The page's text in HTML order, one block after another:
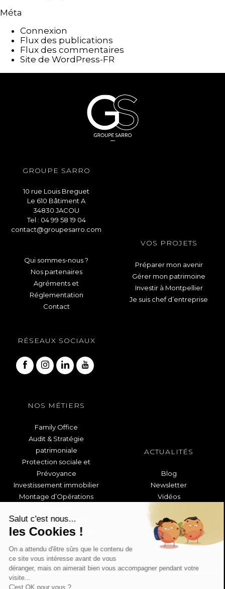
Salut c'est nous...
les Cookies !
On a attendu d'être sûrs que le contenu de
ce site vous intéresse avant de vous
déranger, mais on aimerait bien vous accompagner pendant votre
visite...
C'est OK pour vous ?
Méta
Connexion
Flux des publications
Flux des commentaires
Site de WordPress-FR
GROUPE SARRO
10 rue Louis Breguet
Le 610 Bâtiment A
34830 JACOU
Tel : 04 99 58 19 04
contact@groupesarro.com
Qui sommes-nous ?
Nos partenaires
Agréments et
Réglementation
Contact
RÉSEAUX SOCIAUX
VOS PROJETS
Préparer mon avenir
Gérer mon patrimoine
Investir à Montpellier
Je suis chef d’entreprise
NOS MÉTIERS
Family Office
Audit & Stratégie
patrimoniale
Protection sociale et
Prévoyance
Investissement immobilier
Montage d’Opérations
Préparer sa retraite
Épargne et Placements
ACTUALITÉS
Blog
Newsletter
Vidéos